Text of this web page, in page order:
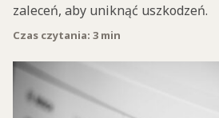
zaleceń, aby uniknąć uszkodzeń.
Czas czytania: 3 min